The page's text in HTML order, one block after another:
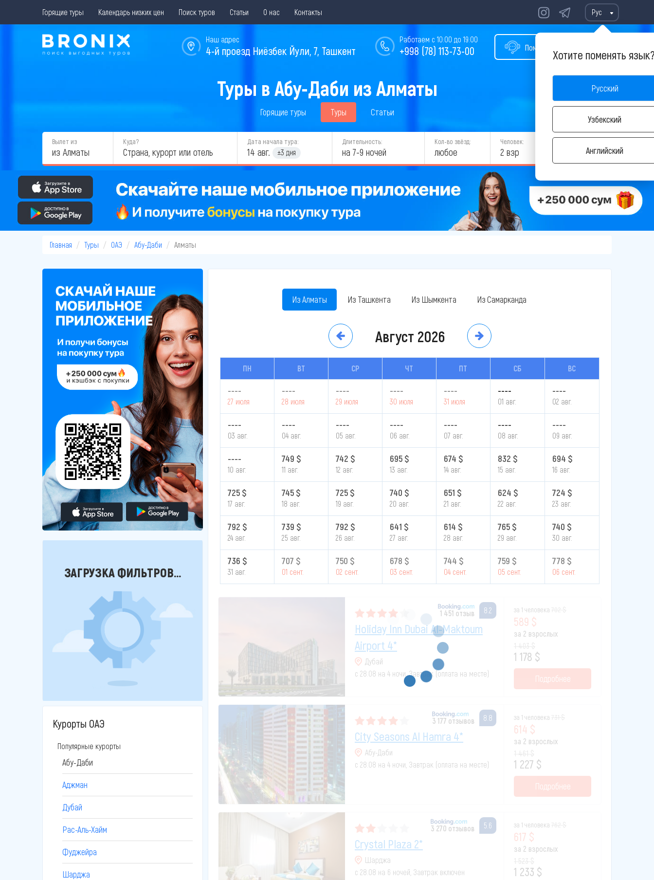
Горящие туры Календарь низких цен Поиск туров Статьи О нас Контакты Рус
Хотите поменять
Русский
Узбекский
Английский
Помощь в подборе тура
Работаем с 10:00 до 19:00
+998 (78) 113-73-00
Наш адрес
4-й проезд Ниёзбек Йули, 7, Ташкент
Туры в Абу-Даби из Алматы
Горящие туры Туры Статьи
Вылет из
из Алматы
Куда? Дата начала тура:
14 авг. ±3 дня
Длительность:
на 7-9 ночей
Кол-во звёзд:
любое
Человек:
2 взр НАЙТИ
Главная Туры ОАЭ Абу-Даби Алматы
ЗАГРУЗКА ФИЛЬТРОВ...
Курорты ОАЭ
Популярные курорты
Абу-Даби
Аджман
Дубай
Рас-Аль-Хайм
Фуджейра
Шарджа
Из Алматы Из Ташкента Из Шымкента Из Самарканда
Август 2026
ПН ВТ СР ЧТ ПТ СБ ВС
----
27 июля
----
28 июля
----
29 июля
----
30 июля
----
31 июля
----
01 авг.
----
02 авг.
----
03 авг.
----
04 авг.
----
05 авг.
----
06 авг.
----
07 авг.
----
08 авг.
----
09 авг.
----
10 авг.
749 $
11 авг.
742 $
12 авг.
695 $
13 авг.
674 $
14 авг.
832 $
15 авг.
694 $
16 авг.
725 $
17 авг.
745 $
18 авг.
725 $
19 авг.
740 $
20 авг.
651 $
21 авг.
624 $
22 авг.
724 $
23 авг.
792 $
24 авг.
739 $
25 авг.
792 $
26 авг.
641 $
27 авг.
614 $
28 авг.
765 $
29 авг.
740 $
30 авг.
736 $
31 авг.
707 $
01 сент.
750 $
02 сент.
678 $
03 сент.
744 $
04 сент.
759 $
05 сент.
778 $
06 сент.
1 451 отзыв 8.2
Holiday Inn Dubai Al-Maktoum
Airport 4*
Дубай
с 28.08 на 4 ночи, Завтрак (оплата на месте)
за 1 человека
589 $
за 2 взрослых
1 178 $
Подробнее
3 177 отзывов 8.8
City Seasons Al Hamra 4*
Абу-Даби
с 28.08 на 4 ночи, Завтрак (оплата на месте)
за 1 человека
614 $
за 2 взрослых
1 227 $
Подробнее
3 270 отзывов 5.6
Crystal Plaza 2*
Шарджа
с 28.08 на 6 ночей, Завтрак включен
за 1 человека
617 $
за 2 взрослых
1 233 $